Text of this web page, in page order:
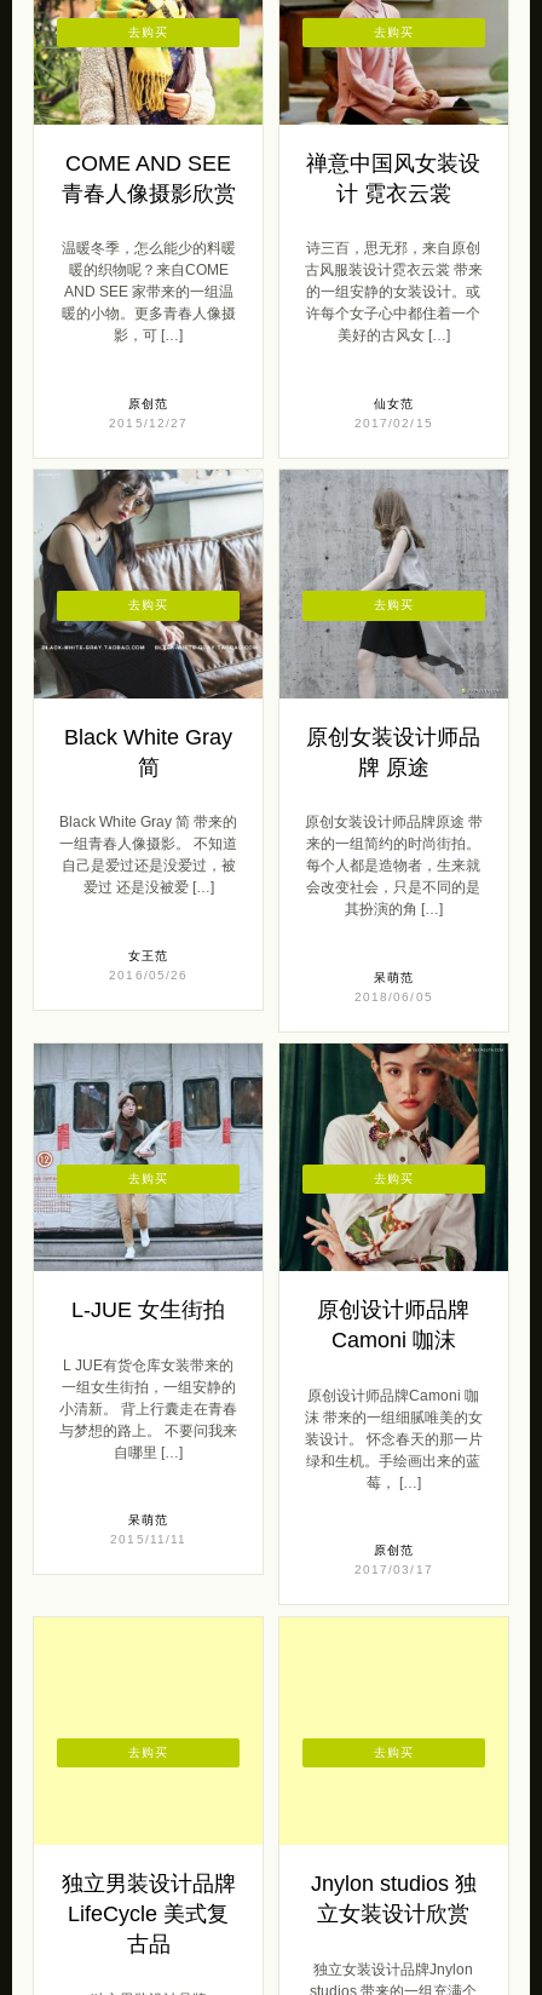
COME AND SEE
青春人像摄影欣赏
温暖冬季，怎么能少的料暖
暖的织物呢？来自COME
AND SEE 家带来的一组温
暖的小物。更多青春人像摄
影，可 […]
原创范
2015/12/27
去购买
禅意中国风女装设
计 霓衣云裳
诗三百，思无邪，来自原创
古风服装设计霓衣云裳 带来
的一组安静的女装设计。或
许每个女子心中都住着一个
美好的古风女 […]
仙女范
2017/02/15
去购买
Black White Gray
简
Black White Gray 简 带来的
一组青春人像摄影。 不知道
自己是爱过还是没爱过，被
爱过 还是没被爱 […]
女王范
2016/05/26
去购买
原创女装设计师品
牌 原途
原创女装设计师品牌原途 带
来的一组简约的时尚街拍。
每个人都是造物者，生来就
会改变社会，只是不同的是
其扮演的角 […]
呆萌范
2018/06/05
去购买
L-JUE 女生街拍
L JUE有货仓库女装带来的
一组女生街拍，一组安静的
小清新。 背上行囊走在青春
与梦想的路上。 不要问我来
自哪里 […]
呆萌范
2015/11/11
去购买
原创设计师品牌
Camoni 咖沫
原创设计师品牌Camoni 咖
沫 带来的一组细腻唯美的女
装设计。 怀念春天的那一片
绿和生机。手绘画出来的蓝
莓， […]
原创范
2017/03/17
去购买
独立男装设计品牌
LifeCycle 美式复
古品
去购买
Jnylon studios 独
立女装设计欣赏
独立女装设计品牌Jnylon
studios 带来的一组充满个
去购买